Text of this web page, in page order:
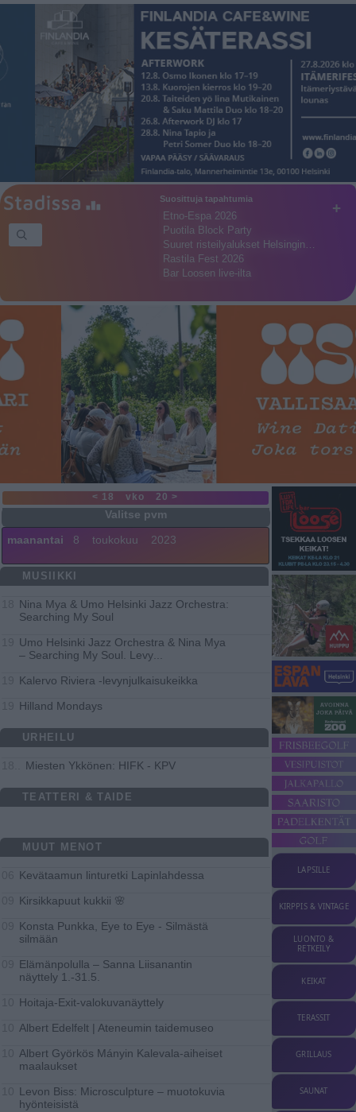
+
Suosittuja tapahtumia
Etno-Espa 2026
Puotila Block Party
Suuret risteilyalukset Helsingin…
Rastila Fest 2026
Bar Loosen live-ilta
< 18 vko 20 >
maanantai 8 toukokuu 2023
MUSIIKKI
Nina Mya & Umo Helsinki Jazz Orchestra:
Searching My Soul
Umo Helsinki Jazz Orchestra & Nina Mya
– Searching My Soul. Levy...
Kalervo Riviera -levynjulkaisukeikka
Hilland Mondays
URHEILU
Miesten Ykkönen: HIFK - KPV
TEATTERI & TAIDE
MUUT MENOT
Kevätaamun linturetki Lapinlahdessa
Kirsikkapuut kukkii 🌸
Konsta Punkka, Eye to Eye - Silmästä
silmään
Elämänpolulla – Sanna Liisanantin
näyttely 1.-31.5.
Hoitaja-Exit-valokuvanäyttely
Albert Edelfelt | Ateneumin taidemuseo
Albert Györkös Mányin Kalevala-aiheiset
maalaukset
Levon Biss: Microsculpture – muotokuvia
hyönteisistä
LAPSILLE
KIRPPIS & VINTAGE
LUONTO &
RETKEILY
KEIKAT
TERASSIT
GRILLAUS
SAUNAT